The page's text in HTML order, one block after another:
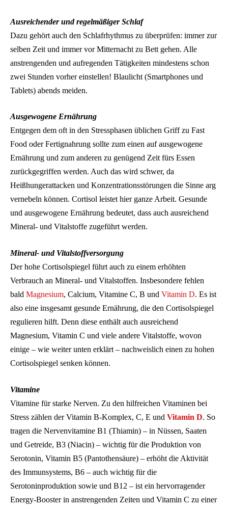
Ausreichender und regelmäßiger Schlaf
Dazu gehört auch den Schlafrhythmus zu überprüfen: immer zur
selben Zeit und immer vor Mitternacht zu Bett gehen. Alle
anstrengenden und aufregenden Tätigkeiten mindestens schon
zwei Stunden vorher einstellen! Blaulicht (Smartphones und
Tablets) abends meiden.
Ausgewogene Ernährung
Entgegen dem oft in den Stressphasen üblichen Griff zu Fast
Food oder Fertignahrung sollte zum einen auf ausgewogene
Ernährung und zum anderen zu genügend Zeit fürs Essen
zurückgegriffen werden. Auch das wird schwer, da
Heißhungerattacken und Konzentrationsstörungen die Sinne arg
vernebeln können. Cortisol leistet hier ganze Arbeit. Gesunde
und ausgewogene Ernährung bedeutet, dass auch ausreichend
Mineral- und Vitalstoffe zugeführt werden.
Mineral- und Vitalstoffversorgung
Der hohe Cortisolspiegel führt auch zu einem erhöhten
Verbrauch an Mineral- und Vitalstoffen. Insbesondere fehlen
bald Magnesium, Calcium, Vitamine C, B und Vitamin D. Es ist
also eine insgesamt gesunde Ernährung, die den Cortisolspiegel
regulieren hilft. Denn diese enthält auch ausreichend
Magnesium, Vitamin C und viele andere Vitalstoffe, wovon
einige – wie weiter unten erklärt – nachweislich einen zu hohen
Cortisolspiegel senken können.
Vitamine
Vitamine für starke Nerven. Zu den hilfreichen Vitaminen bei
Stress zählen der Vitamin B-Komplex, C, E und Vitamin D. So
tragen die Nervenvitamine B1 (Thiamin) – in Nüssen, Saaten
und Getreide, B3 (Niacin) – wichtig für die Produktion von
Serotonin, Vitamin B5 (Pantothensäure) – erhöht die Aktivität
des Immunsystems, B6 – auch wichtig für die
Serotoninproduktion sowie und B12 – ist ein hervorragender
Energy-Booster in anstrengenden Zeiten und Vitamin C zu einer